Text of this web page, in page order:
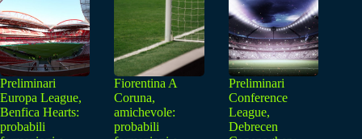
Preliminari
Europa League,
Benfica Hearts:
probabili
Fiorentina A
Coruna,
amichevole:
probabili
Preliminari
Conference
League,
Debrecen